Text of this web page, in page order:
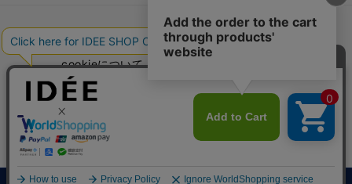
プライバシーポリシー 外部送信ポリシー
ご利用規約
cookieについて
特定商取引法に基づく表示
古物営業法に基づく表示